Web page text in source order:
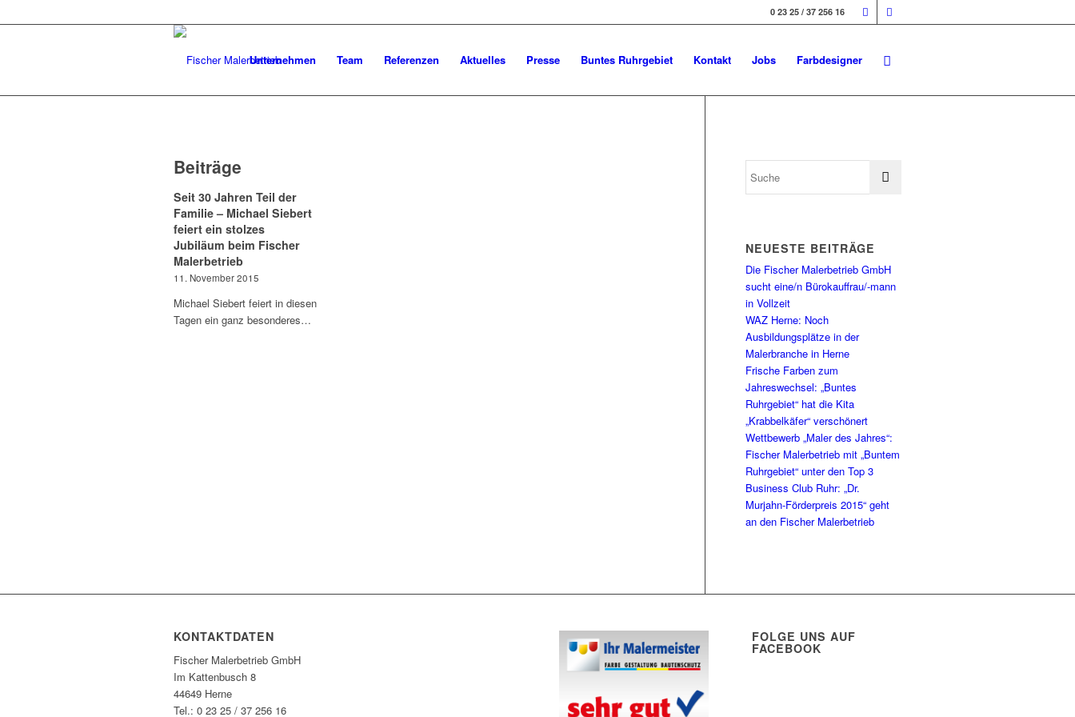
0 23 25 / 37 256 16
Unternehmen Team Referenzen Aktuelles Presse Buntes Ruhrgebiet Kontakt Jobs Farbdesigner
Beiträge
Seit 30 Jahren Teil der
Familie – Michael Siebert
feiert ein stolzes
Jubiläum beim Fischer
Malerbetrieb
11. November 2015
Michael Siebert feiert in diesen
Tagen ein ganz besonderes…
NEUESTE BEITRÄGE
Die Fischer Malerbetrieb GmbH
sucht eine/n Bürokauffrau/-mann
in Vollzeit
WAZ Herne: Noch
Ausbildungsplätze in der
Malerbranche in Herne
Frische Farben zum
Jahreswechsel: „Buntes
Ruhrgebiet“ hat die Kita
„Krabbelkäfer“ verschönert
Wettbewerb „Maler des Jahres“:
Fischer Malerbetrieb mit „Buntem
Ruhrgebiet“ unter den Top 3
Business Club Ruhr: „Dr.
Murjahn-Förderpreis 2015“ geht
an den Fischer Malerbetrieb
KONTAKTDATEN
Fischer Malerbetrieb GmbH
Im Kattenbusch 8
44649 Herne
Tel.: 0 23 25 / 37 256 16
FOLGE UNS AUF
FACEBOOK